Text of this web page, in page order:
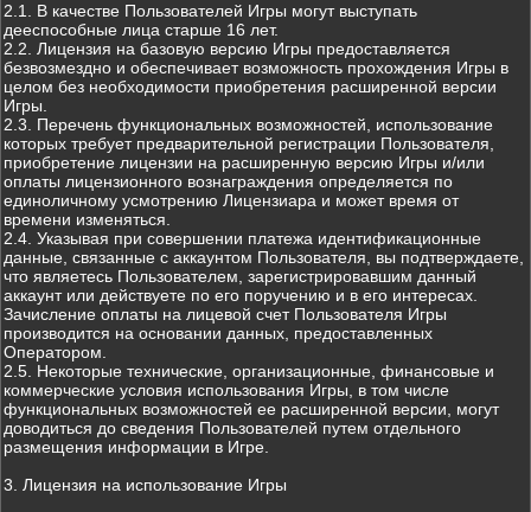
2.1. В качестве Пользователей Игры могут выступать
дееспособные лица старше 16 лет.
2.2. Лицензия на базовую версию Игры предоставляется
безвозмездно и обеспечивает возможность прохождения Игры в
целом без необходимости приобретения расширенной версии
Игры.
2.3. Перечень функциональных возможностей, использование
которых требует предварительной регистрации Пользователя,
приобретение лицензии на расширенную версию Игры и/или
оплаты лицензионного вознаграждения определяется по
единоличному усмотрению Лицензиара и может время от
времени изменяться.
2.4. Указывая при совершении платежа идентификационные
данные, связанные с аккаунтом Пользователя, вы подтверждаете,
что являетесь Пользователем, зарегистрировавшим данный
аккаунт или действуете по его поручению и в его интересах.
Зачисление оплаты на лицевой счет Пользователя Игры
производится на основании данных, предоставленных
Оператором.
2.5. Некоторые технические, организационные, финансовые и
коммерческие условия использования Игры, в том числе
функциональных возможностей ее расширенной версии, могут
доводиться до сведения Пользователей путем отдельного
размещения информации в Игре.
3. Лицензия на использование Игры